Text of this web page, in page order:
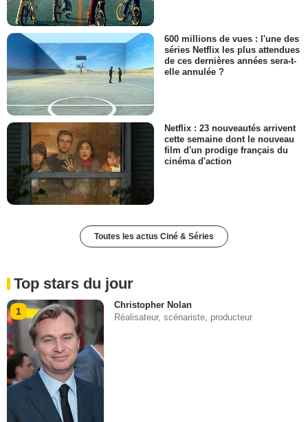
600 millions de vues : l'une des
séries Netflix les plus attendues
de ces dernières années sera-t-
elle annulée ?
Netflix : 23 nouveautés arrivent
cette semaine dont le nouveau
film d'un prodige français du
cinéma d'action
Toutes les actus Ciné & Séries
Top stars du jour
1
Christopher Nolan
Réalisateur, scénariste, producteur